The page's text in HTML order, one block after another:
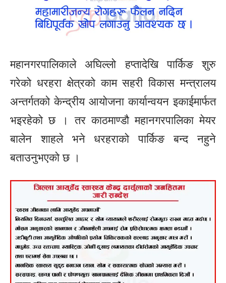
महानगरपालिकाले अघिल्लो हप्तादेखि पार्किङ शुरु
गरेको धरहरा क्षेत्रको काम सहरी विकास मन्त्रालय
अन्तर्गतको केन्द्रीय आयोजना कार्यान्वयन इकाईमार्फत
भइरहेको छ । तर काठमाण्डौ महानगरपालिका मेयर
बालेन शाहले भने धरहराको पार्किङ बन्द नहुने
बताउनुभएको छ ।